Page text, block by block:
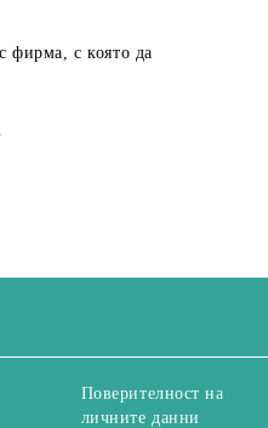
фирма, с която да
Поверителност на
личните данни